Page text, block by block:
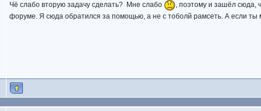
Чё слабо вторую задачу сделать? Мне слабо
, поэтому и зашёл сюда,
форуме. Я сюда обратился за помощью, а не с тоболй рамсеть. А если